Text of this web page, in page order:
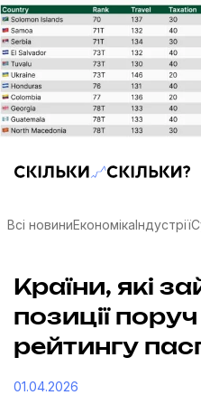
Скільки-скільки? —
Всі новиниЕкономікаІндустрії
Країни, які
позиції
рейтингу
01.04.2026